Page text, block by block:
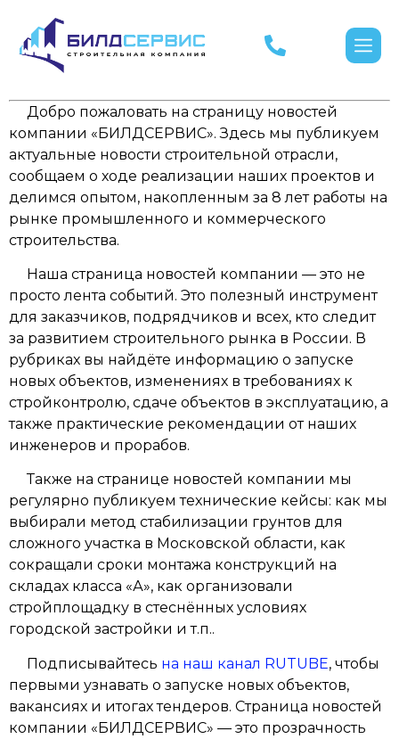
Добро пожаловать на страницу новостей
компании «БИЛДСЕРВИС». Здесь мы публикуем
актуальные новости строительной отрасли,
сообщаем о ходе реализации наших проектов и
делимся опытом, накопленным за 8 лет работы на
рынке промышленного и коммерческого
строительства.
Наша страница новостей компании — это не
просто лента событий. Это полезный инструмент
для заказчиков, подрядчиков и всех, кто следит
за развитием строительного рынка в России. В
рубриках вы найдёте информацию о запуске
новых объектов, изменениях в требованиях к
стройконтролю, сдаче объектов в эксплуатацию, а
также практические рекомендации от наших
инженеров и прорабов.
Также на странице новостей компании мы
регулярно публикуем технические кейсы: как мы
выбирали метод стабилизации грунтов для
сложного участка в Московской области, как
сокращали сроки монтажа конструкций на
складах класса «А», как организовали
стройплощадку в стеснённых условиях
городской застройки и т.п..
Подписывайтесь на наш канал RUTUBE, чтобы
первыми узнавать о запуске новых объектов,
вакансиях и итогах тендеров. Страница новостей
компании «БИЛДСЕРВИС» — это прозрачность